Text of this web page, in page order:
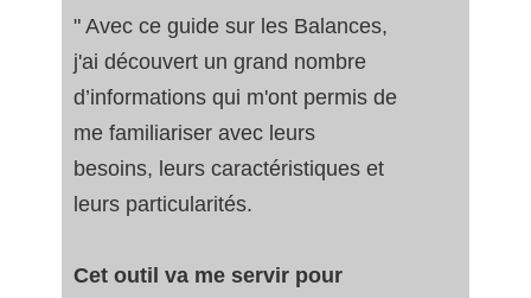
" Avec ce guide sur les Balances,
j'ai découvert un grand nombre
d’informations qui m'ont permis de
me familiariser avec leurs
besoins, leurs caractéristiques et
leurs particularités.
Cet outil va me servir pour